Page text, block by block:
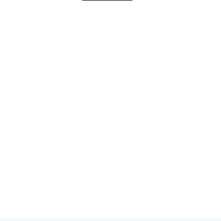
प्रमोद वाघमारे यांचा १५ ऑगस्ट पासून महाराष्ट्र दौरा सुरू; एकमेकांचे हेवेदावे
एकास अटक
भावपूर्ण श्रद्धांजली
२.९५ लाखांचा मुद्देमाल जप्त
हल्ला; हल्लेखोरांनी केली ५० लाखांची लूट
दरोड्याची घटना घडली आहे. रायगड जिल्हा परिषद सदस्य अविनाश नलवाडे आणि